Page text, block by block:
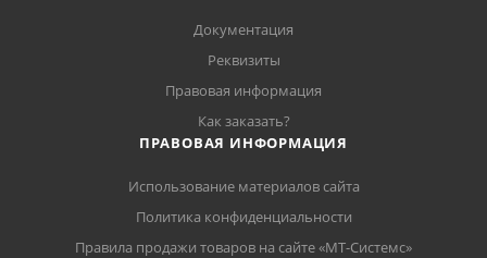
Документация
Реквизиты
Правовая информация
Как заказать?
ПРАВОВАЯ ИНФОРМАЦИЯ
Использование материалов сайта
Политика конфиденциальности
Правила продажи товаров на сайте «МТ-Системс»